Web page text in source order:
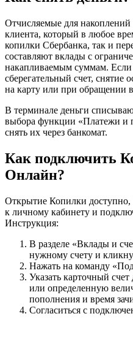
Отчисляемые для накоплений
клиента, который в любое
копилки Сбербанка, так и
составляют вклады с
накапливаемым суммам.
сберегательный счет, снятие
на карту или при обращении
В терминале деньги
выбора функции «Платежи и
снять их через банкомат.
Как подключить
Онлайн?
Открытие Копилки доступно,
к личному кабинету и
Инструкция:
В разделе «Вклады и
нужному счету и
Нажать на команду
Указать карточный
или определенную
пополнения и время
Согласиться с